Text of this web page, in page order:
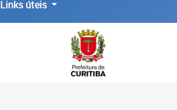
Links úteis